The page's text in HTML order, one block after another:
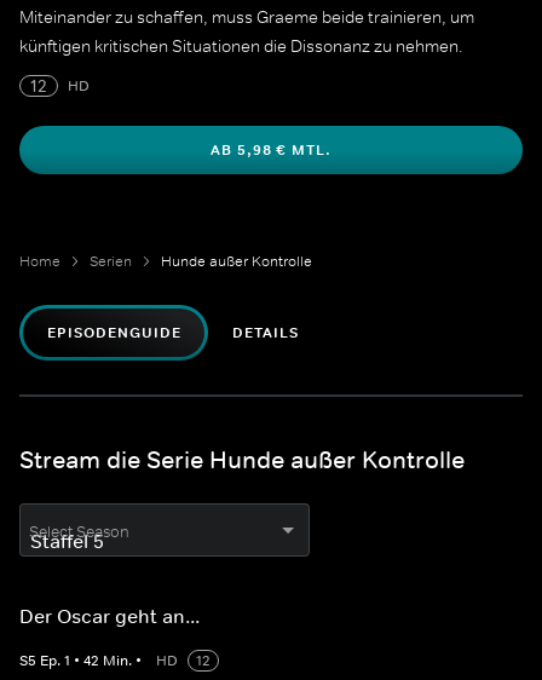
Miteinander zu schaffen, muss Graeme beide trainieren, um
künftigen kritischen Situationen die Dissonanz zu nehmen.
12
HD
AB 5,98 € MTL.
Home Serien Hunde außer Kontrolle
EPISODENGUIDE DETAILS
Stream die Serie Hunde außer Kontrolle
Select Season
Der Oscar geht an...
S5 Ep.1 • 42 Min. • HD
12